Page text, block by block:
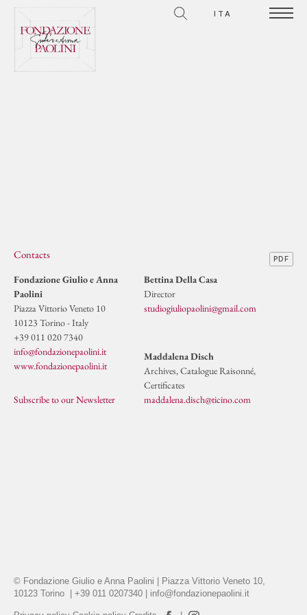
ITA
PDF
Contacts
Fondazione Giulio e Anna
Paolini
Piazza Vittorio Veneto 10
10123 Torino - Italy
+39 011 020 7340
info@fondazionepaolini.it
www.fondazionepaolini.it
Subscribe to our Newsletter
Bettina Della Casa
Director
studiogiuliopaolini@gmail.com
Maddalena Disch
Archives, Catalogue Raisonné,
Certificates
maddalena.disch@ticino.com
© Fondazione Giulio e Anna Paolini | Piazza Vittorio Veneto 10,
10123 Torino | +39 011 0207340 | info@fondazionepaolini.it